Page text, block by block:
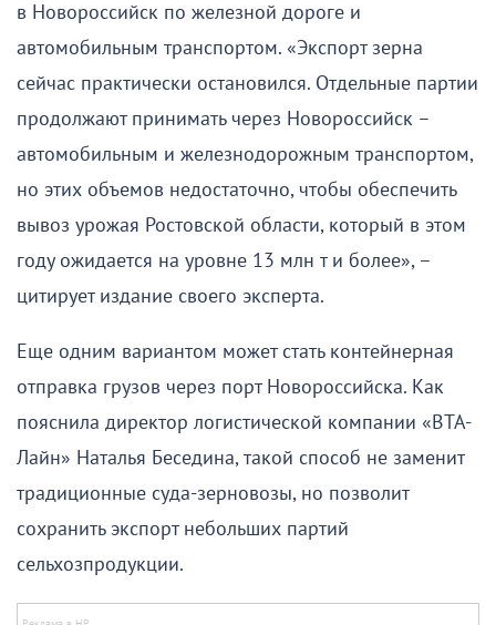
в Новороссийск по железной дороге и
автомобильным транспортом. «Экспорт зерна
сейчас практически остановился. Отдельные партии
продолжают принимать через Новороссийск –
автомобильным и железнодорожным транспортом,
но этих объемов недостаточно, чтобы обеспечить
вывоз урожая Ростовской области, который в этом
году ожидается на уровне 13 млн т и более», –
цитирует издание своего эксперта.
Еще одним вариантом может стать контейнерная
отправка грузов через порт Новороссийска. Как
пояснила директор логистической компании «ВТА-
Лайн» Наталья Беседина, такой способ не заменит
традиционные суда-зерновозы, но позволит
сохранить экспорт небольших партий
сельхозпродукции.